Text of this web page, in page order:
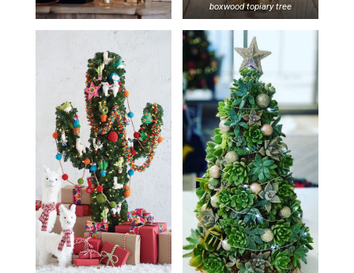
boxwood topiary tree